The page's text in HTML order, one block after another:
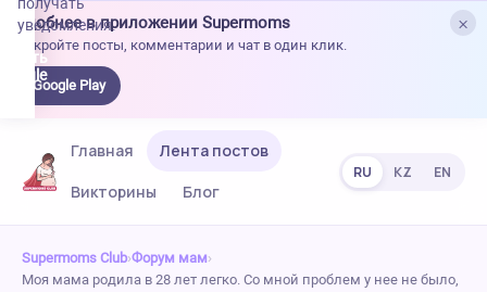
×
Удобнее в приложении Supermoms
Откройте посты, комментарии и чат в один клик.
Google Play
уведомления.
Главная
Лента постов
Викторины
Блог
RU KZ EN
Supermoms Club›Форум мам›
Моя мама родила в 28 лет легко. Со мной проблем у нее не было,